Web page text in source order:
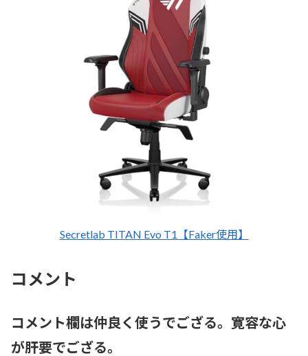
Secretlab TITAN Evo T1【Faker使用】
コメント
コメント欄は仲良く使うでござる。寛容な心
が肝要でござる。